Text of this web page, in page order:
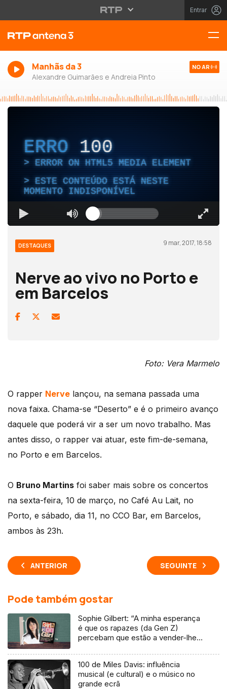
Entrar
Manhãs da 3
Alexandre Guimarães e Andreia Pinto
NO AR
ERRO 100
ERROR ON HTML5 MEDIA ELEMENT
ESTE CONTEÚDO ESTÁ NESTE
MOMENTO INDISPONÍVEL
DESTAQUES 9 mar, 2017, 18:58
Nerve ao vivo no Porto e
em Barcelos
Foto: Vera Marmelo
O rapper Nerve lançou, na semana passada uma
nova faixa. Chama-se “Deserto” e é o primeiro avanço
daquele que poderá vir a ser um novo trabalho. Mas
antes disso, o rapper vai atuar, este fim-de-semana,
no Porto e em Barcelos.
O Bruno Martins foi saber mais sobre os concertos
na sexta-feira, 10 de março, no Café Au Lait, no
Porto, e sábado, dia 11, no CCO Bar, em Barcelos,
ambos às 23h.
ANTERIOR SEGUINTE
Pode também gostar
Sophie Gilbert: “A minha esperança
é que os rapazes (da Gen Z)
percebam que estão a vender-lhes
100 de Miles Davis: influência
musical (e cultural) e o músico no
grande ecrã